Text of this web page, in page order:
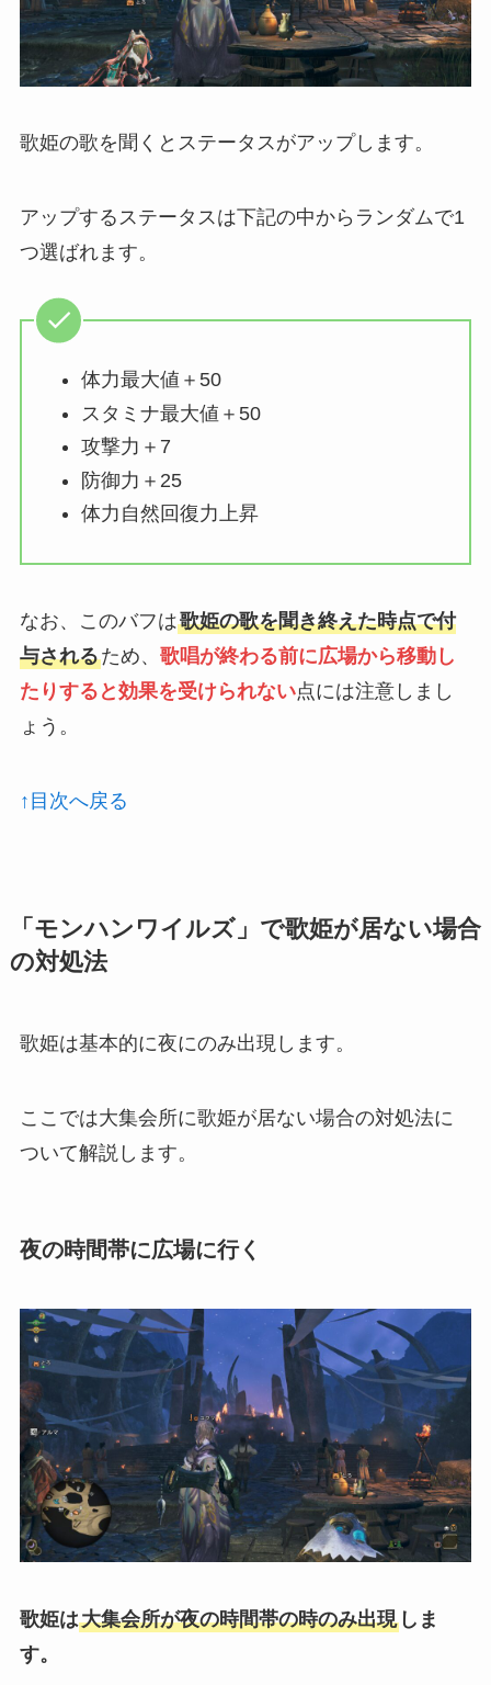
歌姫の歌を聞くとステータスがアップします。
アップするステータスは下記の中からランダムで1
つ選ばれます。
体力最大値＋50
スタミナ最大値＋50
攻撃力＋7
防御力＋25
体力自然回復力上昇
なお、このバフは歌姫の歌を聞き終えた時点で付
与されるため、 歌唱が終わる前に広場から移動し
たりすると効果を受けられない点には注意しまし
ょう。
↑目次へ戻る
「モンハンワイルズ」で歌姫が居ない場合
の対処法
歌姫は基本的に夜にのみ出現します。
ここでは大集会所に歌姫が居ない場合の対処法に
ついて解説します。
夜の時間帯に広場に行く
歌姫は大集会所が夜の時間帯の時のみ出現しま
す。